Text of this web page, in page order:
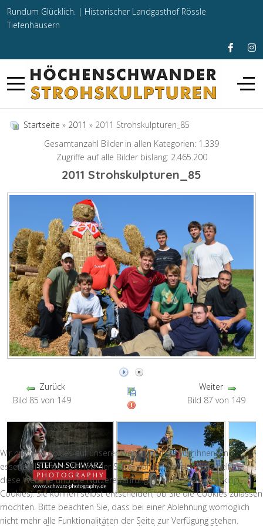
Rundum Glücklich. | Historischer Landgasthof Rössle
Tiefenhäusern
Startseite » 2011 » 2011 Strohskulpturen_85
Gesamtanzahl Bilder in allen Kategorien: 1.339
Zugriffe auf alle Bilder bislang: 2.465.200
2011 Strohskulpturen_85
Zurück
Bild 85 von 149
Weiter
Bild 87 von 149
Wir nutzen Cookies auf unserer Website. Einige von ihnen sind
essenziell für den Betrieb der Seite, während andere uns helfen,
diese Website und die Nutzererfahrung zu verbessern (Tracking
Cookies). Sie können selbst entscheiden, ob Sie die Cookies zulassen
möchten. Bitte beachten Sie, dass bei einer Ablehnung womöglich
nicht mehr alle Funktionalitäten der Seite zur Verfügung stehen.